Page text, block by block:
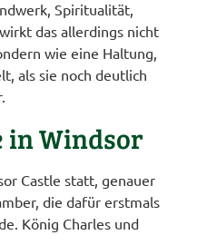
Spiritualität,
das allerdings nicht
wie eine Haltung,
als sie noch deutlich
in Windsor
Castle statt, genauer
die dafür erstmals
König Charles und